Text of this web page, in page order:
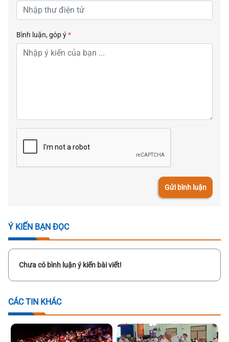
Bình luận, góp ý*
Gửi bình luận
Ý KIẾN BẠN ĐỌC
Chưa có bình luận ý kiến bài viết!
CÁC TIN KHÁC